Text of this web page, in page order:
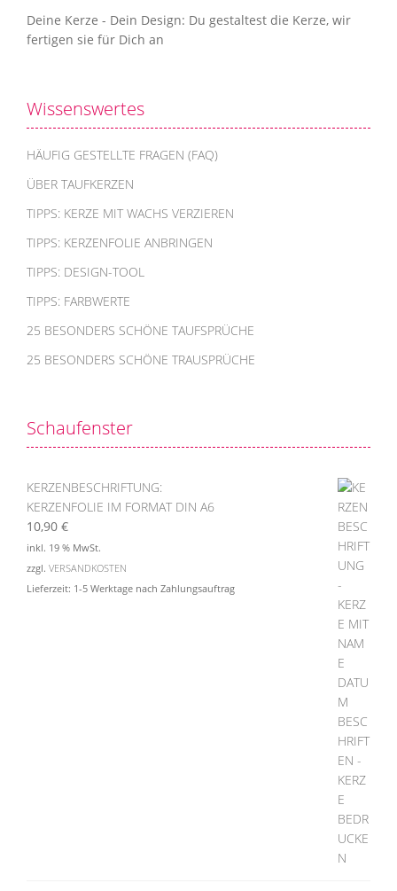
Deine Kerze - Dein Design: Du gestaltest die Kerze, wir
fertigen sie für Dich an
Wissenswertes
HÄUFIG GESTELLTE FRAGEN (FAQ)
ÜBER TAUFKERZEN
TIPPS: KERZE MIT WACHS VERZIEREN
TIPPS: KERZENFOLIE ANBRINGEN
TIPPS: DESIGN-TOOL
TIPPS: FARBWERTE
25 BESONDERS SCHÖNE TAUFSPRÜCHE
25 BESONDERS SCHÖNE TRAUSPRÜCHE
Schaufenster
KERZENBESCHRIFTUNG:
KERZENFOLIE IM FORMAT DIN A6
10,90 €
inkl. 19 % MwSt.
zzgl. VERSANDKOSTEN
Lieferzeit: 1-5 Werktage nach Zahlungsauftrag